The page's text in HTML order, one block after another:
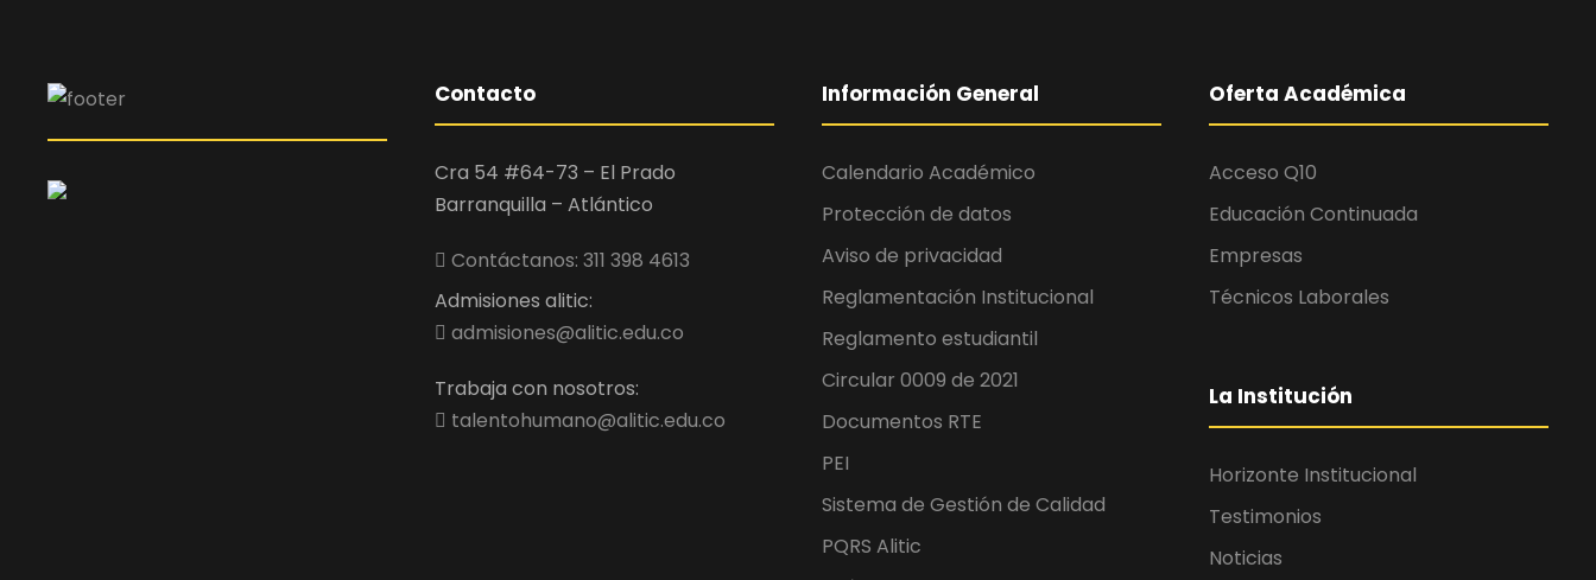
Contacto
Cra 54 #64-73 – El Prado
Barranquilla – Atlántico
Contáctanos: 311 398 4613
Admisiones alitic:
admisiones@alitic.edu.co
Trabaja con nosotros:
talentohumano@alitic.edu.co
Información General
Calendario Académico
Protección de datos
Aviso de privacidad
Reglamentación Institucional
Reglamento estudiantil
Circular 0009 de 2021
Documentos RTE
PEI
Sistema de Gestión de Calidad
PQRS Alitic
Oferta Académica
Acceso Q10
Educación Continuada
Empresas
Técnicos Laborales
La Institución
Horizonte Institucional
Testimonios
Noticias